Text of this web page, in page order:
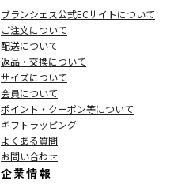
ブランシェス公式ECサイトについて
ご注文について
配送について
返品・交換について
サイズについて
会員について
ポイント・クーポン等について
ギフトラッピング
よくある質問
お問い合わせ
企業情報